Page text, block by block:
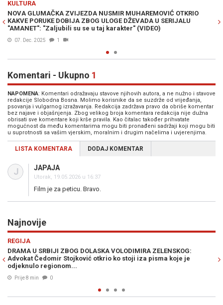
MUHAREMOVIĆ OTKRIO
DŽEVADA U SERIJALU
(VIDEO)
SENZACIONALAN USPJEH: Domaći
Amanet 2“ za samo 12 dana od
22. Okt. 2025
Komentari - Ukupno 1
NAPOMENA: Komentari odražavaju stavove njihovih autora, a ne nužno i stavove
redakcije Slobodna Bosna. Molimo korisnike da se suzdrže od vrijeđanja,
psovanja i vulgarnog izražavanja. Redakcija zadržava pravo da obriše komentar
bez najave i objašnjenja. Zbog velikog broja komentara redakcija nije dužna
obrisati sve komentare koji krše pravila. Kao čitalac također prihvatate
mogućnost da među komentarima mogu biti pronađeni sadržaji koji mogu biti
u suprotnosti sa vašim vjerskim, moralnim i drugim načelima i uvjerenjima.
LISTA KOMENTARA DODAJ KOMENTAR
J JAPAJA
Utorak, 19.05.2026 u 16:37
Film je za peticu. Bravo.
Najnovije
VOLODIMIRA ZELENSKOG:
ko stoji iza pisma koje je
ZAISKRILO U MOSTARU:
Čovićeve ljude, pale teške